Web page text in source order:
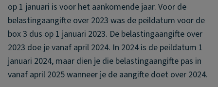
op 1 januari is voor het aankomende jaar. Voor de
belastingaangifte over 2023 was de peildatum voor de
box 3 dus op 1 januari 2023. De belastingaangifte over
2023 doe je vanaf april 2024. In 2024 is de peildatum 1
januari 2024, maar dien je die belastingaangifte pas in
vanaf april 2025 wanneer je de aangifte doet over 2024.